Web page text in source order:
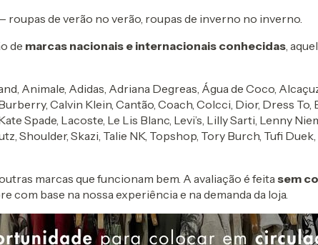
roupas de verão no verão, roupas de inverno no inverno.
de marcas nacionais e internacionais conhecidas,
Animale, Adidas, Adriana Degreas, Água de Coco,
Calvin Klein, Cantão, Coach, Colcci, Dior, Dress To,
Spade, Lacoste, Le Lis Blanc, Levi’s, Lilly Sarti, Lenny
Shoulder, Skazi, Talie NK, Topshop, Tory Burch, Tufi
marcas que funcionam bem. A avaliação é feitasem
com base na nossa experiência e na demanda da loja.